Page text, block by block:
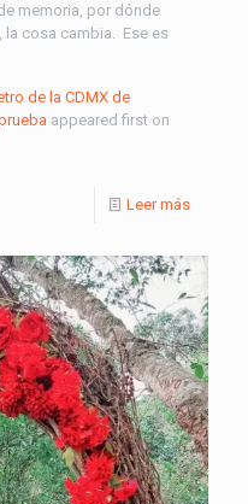
memoria, por dónde
la cosa cambia. Ese es
de la CDMX de
appeared first on
Leer más